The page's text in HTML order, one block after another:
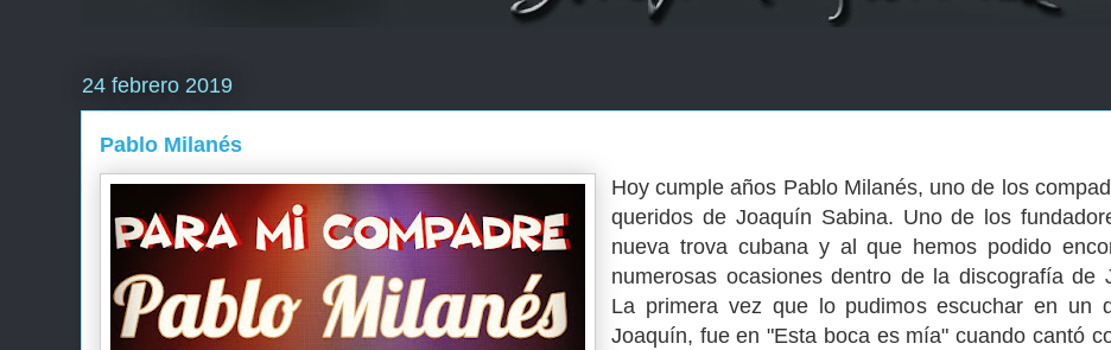
24 febrero 2019
Pablo Milanés
Hoy cumple años Pablo Milanés, uno de los
queridos de Joaquín Sabina. Uno de los
nueva trova cubana y al que hemos podido
numerosas ocasiones dentro de la discografía de
La primera vez que lo pudimos escuchar en un
Joaquín, fue en "Esta boca es mía" cuando cantó